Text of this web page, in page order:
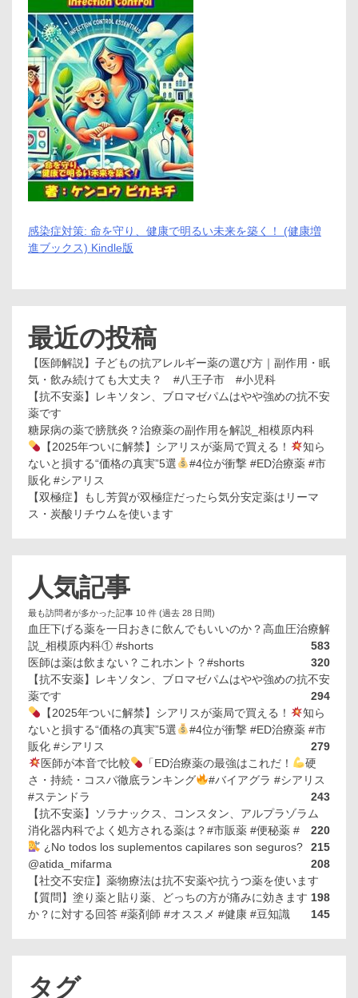
感染症対策: 命を守り、健康で明るい未来を築く！ (健康増
進ブックス) Kindle版
最近の投稿
【医師解説】子どもの抗アレルギー薬の選び方｜副作用・眠
気・飲み続けても大丈夫？ #八王子市 #小児科
【抗不安薬】レキソタン、ブロマゼパムはやや強めの抗不安
薬です
糖尿病の薬で膀胱炎？治療薬の副作用を解説_相模原内科
【2025年ついに解禁】シアリスが薬局で買える！
知ら
ないと損する“価格の真実”5選
#4位が衝撃 #ED治療薬 #市
販化 #シアリス
【双極症】もし芳賀が双極症だったら気分安定薬はリーマ
ス・炭酸リチウムを使います
人気記事
最も訪問者が多かった記事 10 件 (過去 28 日間)
血圧下げる薬を一日おきに飲んでもいいのか？高血圧治療解
説_相模原内科① #shorts
583
医師は薬は飲まない？これホント？#shorts
320
【抗不安薬】レキソタン、ブロマゼパムはやや強めの抗不安
薬です
294
【2025年ついに解禁】シアリスが薬局で買える！
知ら
ないと損する“価格の真実”5選
#4位が衝撃 #ED治療薬 #市
販化 #シアリス
279
医師が本音で比較
「ED治療薬の最強はこれだ！
硬
さ・持続・コスパ徹底ランキング
#バイアグラ #シアリス
#ステンドラ
243
【抗不安薬】ソラナックス、コンスタン、アルプラゾラム
220
消化器内科でよく処方される薬は？#市販薬 #便秘薬 #
215
¿No todos los suplementos capilares son seguros?
@atida_mifarma
208
【社交不安症】薬物療法は抗不安薬や抗うつ薬を使います
198
【質問】塗り薬と貼り薬、どっちの方が痛みに効きます
か？に対する回答 #薬剤師 #オススメ #健康 #豆知識
145
タグ